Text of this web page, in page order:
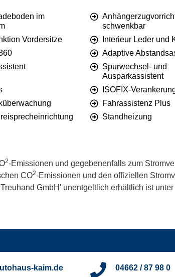
im
schwenkbar
Vordersitze
Interieur Leder und
Adaptive
Spurwechsel- und
Ausparkassistent
ISOFIX-
Fahrassistenz Plus
Standheizung
2-Emissionen und gegebenenfalls zum
CO2-Emissionen und den offiziellen
GmbH' unentgeltlich erhältlich ist unter
kaim.de 04662 / 87 98 0